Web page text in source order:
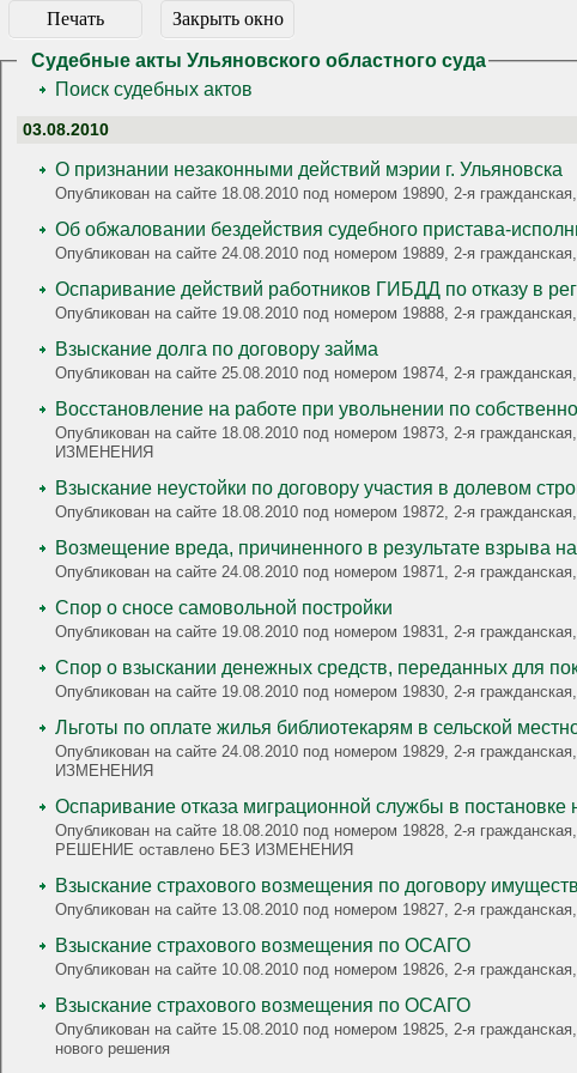
Печать Закрыть окно
Судебные акты Ульяновского областного суда
Поиск судебных актов
03.08.2010
О признании незаконными действий мэрии г. Ульяновска
Опубликован на сайте 18.08.2010 под номером 19890, 2-я
Об обжаловании бездействия судебного пристава-
Опубликован на сайте 24.08.2010 под номером 19889, 2-я
Оспаривание действий работников ГИБДД по отказу в
Опубликован на сайте 19.08.2010 под номером 19888, 2-я
Взыскание долга по договору займа
Опубликован на сайте 25.08.2010 под номером 19874, 2-я
Восстановление на работе при увольнении по
Опубликован на сайте 18.08.2010 под номером 19873, 2-я
ИЗМЕНЕНИЯ
Взыскание неустойки по договору участия в долевом
Опубликован на сайте 18.08.2010 под номером 19872, 2-я
Возмещение вреда, причиненного в результате взрыва
Опубликован на сайте 24.08.2010 под номером 19871, 2-я
Спор о сносе самовольной постройки
Опубликован на сайте 19.08.2010 под номером 19831, 2-я
Спор о взыскании денежных средств, переданных для
Опубликован на сайте 19.08.2010 под номером 19830, 2-я
Льготы по оплате жилья библиотекарям в сельской
Опубликован на сайте 24.08.2010 под номером 19829, 2-я
ИЗМЕНЕНИЯ
Оспаривание отказа миграционной службы в постановке
Опубликован на сайте 18.08.2010 под номером 19828, 2-я
РЕШЕНИЕ оставлено БЕЗ ИЗМЕНЕНИЯ
Взыскание страхового возмещения по договору
Опубликован на сайте 13.08.2010 под номером 19827, 2-я
Взыскание страхового возмещения по ОСАГО
Опубликован на сайте 10.08.2010 под номером 19826, 2-я
Взыскание страхового возмещения по ОСАГО
Опубликован на сайте 15.08.2010 под номером 19825, 2-я
нового решения